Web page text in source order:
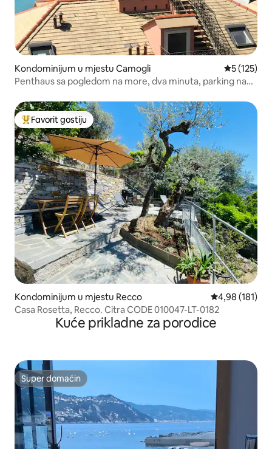
Kondominijum u mjestu Camogli prosječna
5 (125)
Penthaus sa pogledom na more, dva minuta, parking na
Glavni favorit gostiju
Favorit gostiju
Kondominijum u mjestu Recco prosječna
4,98 (181)
Casa Rosetta, Recco. Citra CODE 010047-LT-0182
Kuće prikladne za porodice
Super domaćin
Super domaćin